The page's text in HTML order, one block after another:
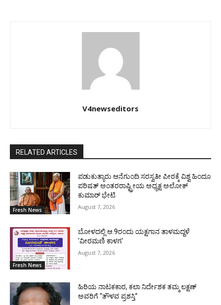
V4newseditors
RELATED ARTICLES
Fresh News
ಪಡುಕುತ್ಯಾರು ಆನೆಗುಂದಿ ಸರಸ್ವತೀ ಪೀಠಕ್ಕೆ ವಿಶ್ವ ಹಿಂದೂ
ಪರಿಷತ್ ಅಂತರರಾಷ್ಟ್ರೀಯ ಅಧ್ಯಕ್ಷ ಅಲೋಕ್
ಕುಮಾರ್ ಭೇಟಿ
August 7, 2026
Fresh News
ಬೋಳದಲ್ಲಿ ಆ.9ರಂದು ಯಕ್ಷಗಾನ ತಾಳಮದ್ದಳೆ
‘ವೀರಮಣಿ ಕಾಳಗ’
August 7, 2026
ಹಿರಿಯ ನಾಟಕಕಾರ, ಕಲಾ ನಿರ್ದೇಶಕ ತಮ್ಮ ಲಕ್ಷಣ್
ಅವರಿಗೆ “ತೌಳವ ಪ್ರಶಸ್ತಿ”